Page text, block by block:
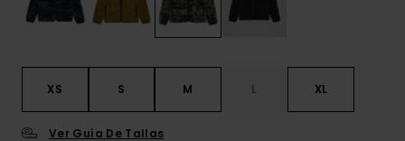
XS S M L XL
Ver Guía De Tallas